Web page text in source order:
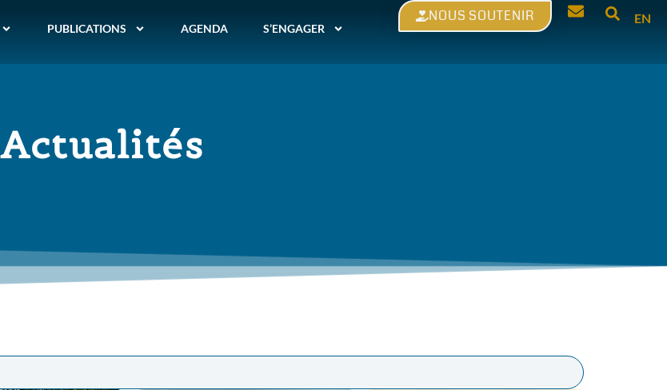
PUBLICATIONS AGENDA S’ENGAGER
NOUS SOUTENIR EN
Actualités